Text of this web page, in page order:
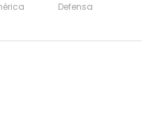
Defensa